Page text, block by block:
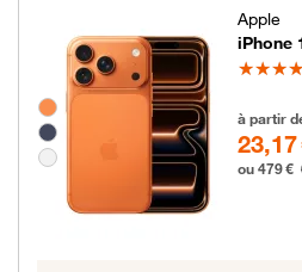
Groupe de couleurs disponibles
Apple
iPhone
à partir
23,17
ou 479 €